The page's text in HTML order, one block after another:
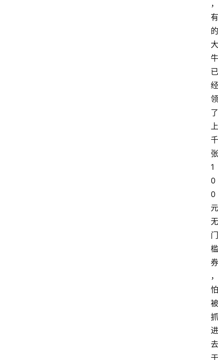
，
有
的
大
牛
已
经
领
了
上
千
张
1
0
0
元
无
门
槛
券
，
怕
被
抓
进
去
于